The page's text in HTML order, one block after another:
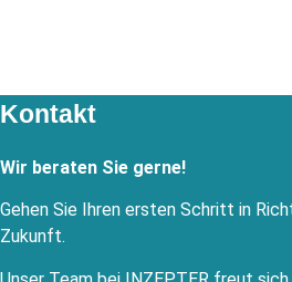
Kontakt
Wir beraten Sie gerne!
Gehen Sie Ihren ersten Schritt in
Zukunft.